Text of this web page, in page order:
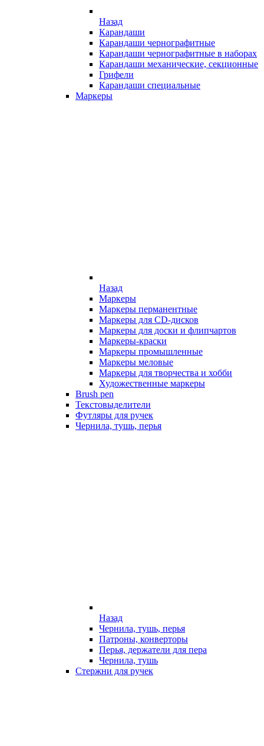
Назад
Карандаши
Карандаши чернографитные
Карандаши чернографитные в наборах
Карандаши механические, секционные
Грифели
Карандаши специальные
Маркеры
Назад
Маркеры
Маркеры перманентные
Маркеры для CD-дисков
Маркеры для доски и флипчартов
Маркеры-краски
Маркеры промышленные
Маркеры меловые
Маркеры для творчества и хобби
Художественные маркеры
Brush pen
Текстовыделители
Футляры для ручек
Чернила, тушь, перья
Назад
Чернила, тушь, перья
Патроны, конверторы
Перья, держатели для пера
Чернила, тушь
Стержни для ручек